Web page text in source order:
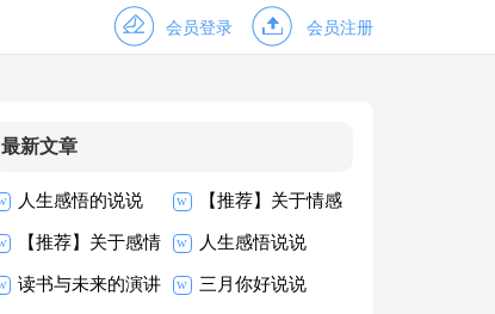
会员登录 会员注册
最新文章
人生感悟的说说
15篇
【推荐】关于情感
的说说
【推荐】关于感情
的说说
人生感悟说说
读书与未来的演讲 三月你好说说